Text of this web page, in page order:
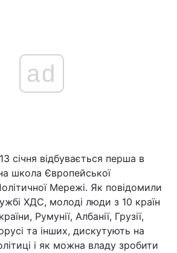
ad
січня відбувається перша в
школа Європейської
Мережі. Як повідомили
ХДС, молоді люди з 10 країн
Румунії, Албанії, Грузії,
та інших, дискутують на
і як можна владу зробити